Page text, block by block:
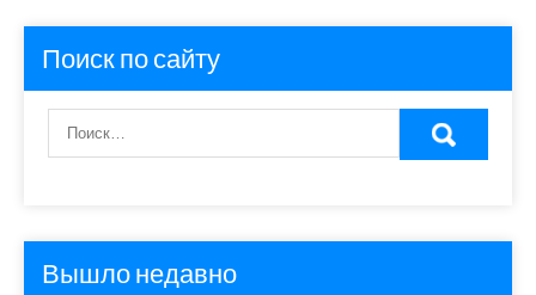
Поиск по сайту
Вышло недавно